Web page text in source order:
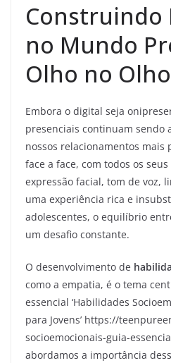
Construindo
no Mundo
Olho no Olho
Embora o digital seja
presenciais continuam sendo
nossos relacionamentos mais
face a face, com todos os
expressão facial, tom de voz,
uma experiência rica e
adolescentes, o equilíbrio
um desafio constante.
O desenvolvimento de
como a empatia, é o tema
essencial ‘Habilidades
para Jovens’ https://
socioemocionais-guia-
abordamos a importância